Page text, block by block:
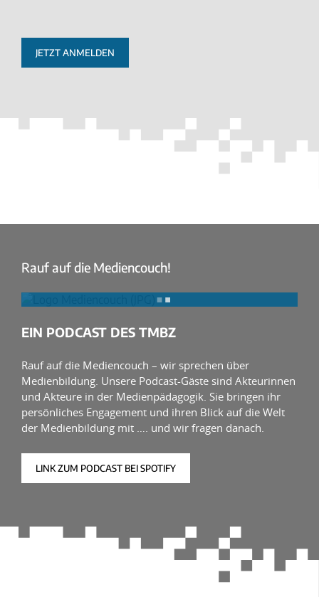
JETZT ANMELDEN
Rauf auf die Mediencouch!
EIN PODCAST DES TMBZ
Rauf auf die Mediencouch – wir sprechen über
Medienbildung. Unsere Podcast-Gäste sind Akteurinnen
und Akteure in der Medienpädagogik. Sie bringen ihr
persönliches Engagement und ihren Blick auf die Welt
der Medienbildung mit …. und wir fragen danach.
LINK ZUM PODCAST BEI SPOTIFY